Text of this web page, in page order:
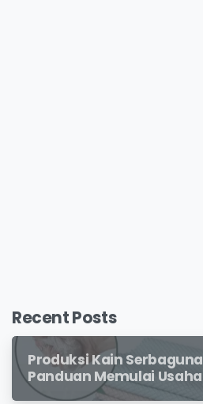
Recent Posts
Produksi Kain
Panduan Memulai
Menjanjikan untuk